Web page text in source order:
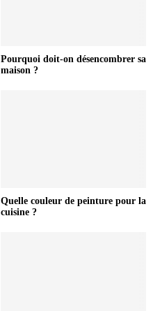
Pourquoi doit-on désencombrer sa
maison ?
Quelle couleur de peinture pour la
cuisine ?